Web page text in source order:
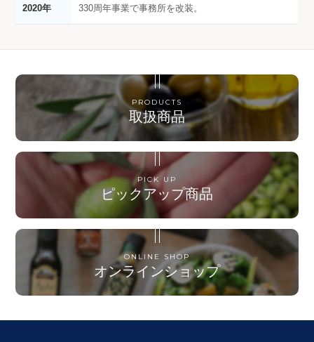
2020年 330周年事業で事務所を改装。
PRODUCTS
取扱商品
PICK UP
ピックアップ商品
ONLINE SHOP
オンラインショップ